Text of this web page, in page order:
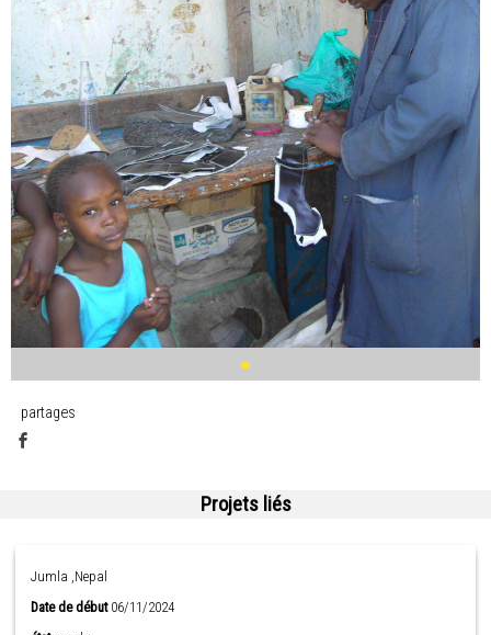
partages
Projets liés
Jumla ,Nepal
Date de début06/11/2024